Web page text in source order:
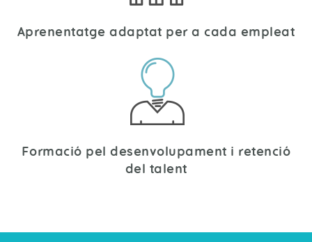
Aprenentatge adaptat per a cada empleat
Formació pel desenvolupament i retenció
del talent